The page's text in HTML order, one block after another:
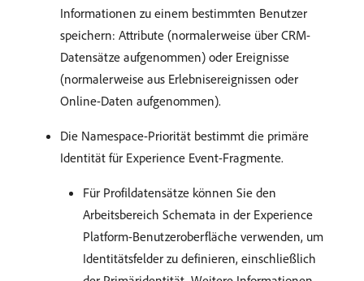
Informationen zu einem bestimmten Benutzer
speichern: Attribute (normalerweise über CRM-
Datensätze aufgenommen) oder Ereignisse
(normalerweise aus Erlebnisereignissen oder
Online-Daten aufgenommen).
Die Namespace-Priorität bestimmt die primäre
Identität für Experience Event-Fragmente.
Für Profildatensätze können Sie den
Arbeitsbereich Schemata in der Experience
Platform-Benutzeroberfläche verwenden, um
Identitätsfelder zu definieren, einschließlich